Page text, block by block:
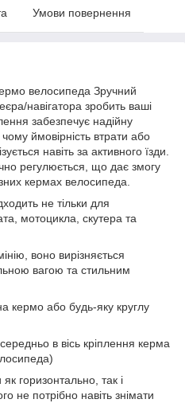
Умови повернення
велосипеда Зручний
навігатора зробить ваші
забезпечує надійну
ймовірність втрати або
навіть за активного їзди.
регулюється, що дає змогу
кермах велосипеда.
не тільки для
мотоцикла, скутера та
воно вирізняється
вагою та стильним
кермо або будь-яку круглу
в вісь кріплення керма
горизонтально, так і
не потрібно навіть знімати